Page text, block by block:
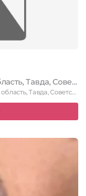
Кукла в Тавде Свердловская область, Тавда, Советская улица, 86, 1 этаж
Кукла в Тавде по адресу Свердловская область, Тавда, Советская улица, …